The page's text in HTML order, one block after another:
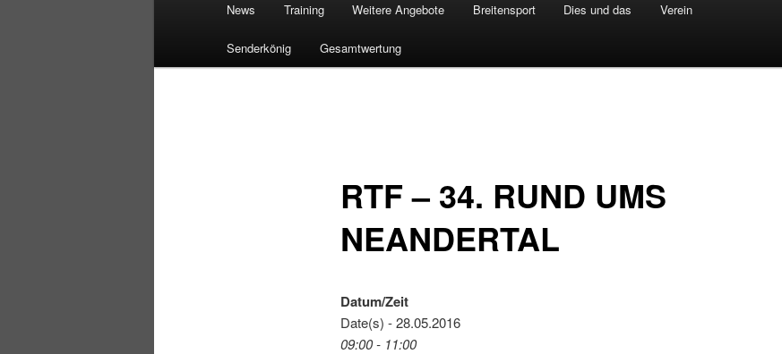
News Training Weitere Angebote Breitensport Dies und das Verein
Senderkönig Gesamtwertung
RTF – 34. RUND UMS
NEANDERTAL
Datum/Zeit
Date(s) - 28.05.2016
09:00 - 11:00